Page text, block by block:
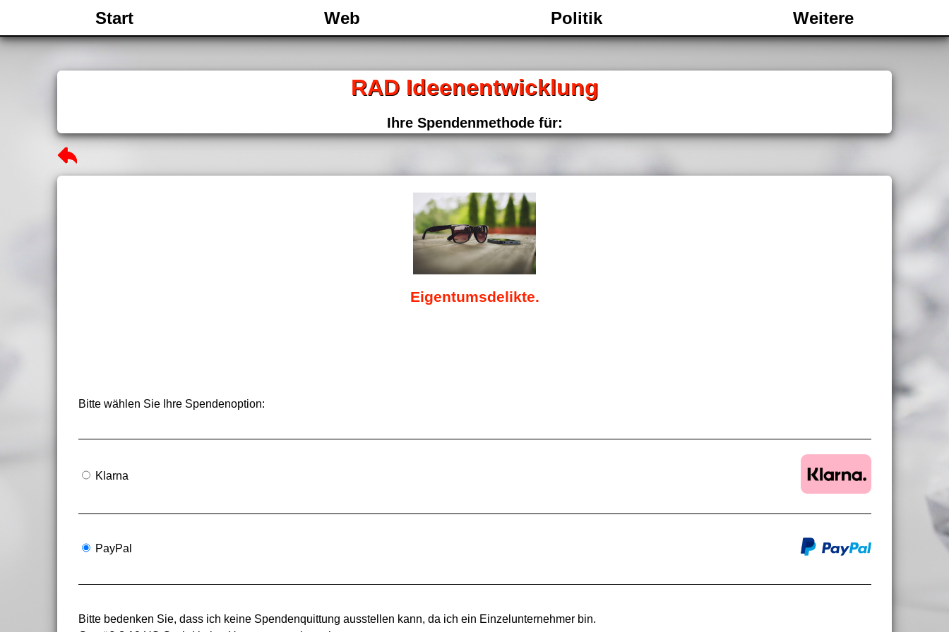
Start Web Politik Weitere
RAD Ideenentwicklung
Ihre Spendenmethode für:
Eigentumsdelikte.
Bitte wählen Sie Ihre Spendenoption:
Klarna
PayPal
Bitte bedenken Sie, dass ich keine Spendenquittung ausstellen kann, da ich ein Einzelunternehmer bin.